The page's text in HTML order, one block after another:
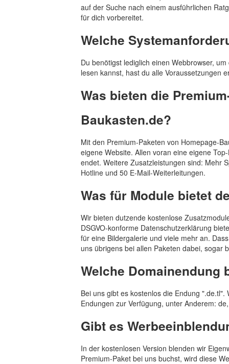
auf der Suche nach einem ausführlichen
für dich vorbereitet.
Welche
Du benötigst lediglich einen Webbrowser,
lesen kannst, hast du alle Voraussetzungen
Was bieten die
Baukasten.de?
Mit den Premium-Paketen von Homepage-
eigene Website. Allen voran eine eigene
endet. Weitere Zusatzleistungen sind: Mehr
Hotline und 50 E-Mail-Weiterleitungen.
Was für Module bietet
Wir bieten dutzende kostenlose
DSGVO-konforme Datenschutzerklärung
für eine Bildergalerie und viele mehr an.
uns übrigens bei allen Paketen dabei, sogar
Welche Domainendung
Bei uns gibt es kostenlos die Endung
Endungen zur Verfügung, unter Anderem:
Gibt es
In der kostenlosen Version blenden wir
Premium-Paket bei uns buchst, wird diese